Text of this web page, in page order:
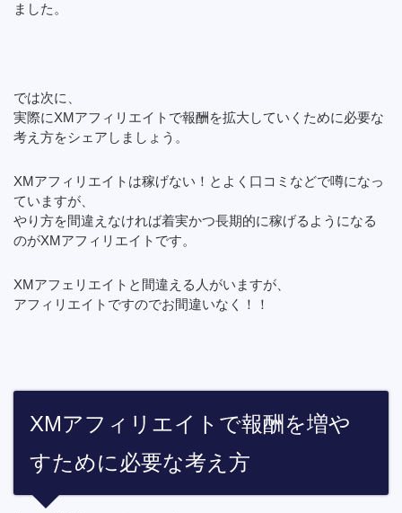
ました。
では次に、
実際にXMアフィリエイトで報酬を拡大していくために必要な
考え方をシェアしましょう。
XMアフィリエイトは稼げない！とよく口コミなどで噂になっ
ていますが、
やり方を間違えなければ着実かつ長期的に稼げるようになる
のがXMアフィリエイトです。
XMアフェリエイトと間違える人がいますが、
アフィリエイトですのでお間違いなく！！
XMアフィリエイトで報酬を増や
すために必要な考え方